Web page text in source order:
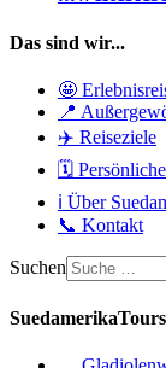
Das sind wir...
🤩
📍
✈️ Reiseziele
🗓️
ℹ️ Über
📞 Kontakt
Suchen